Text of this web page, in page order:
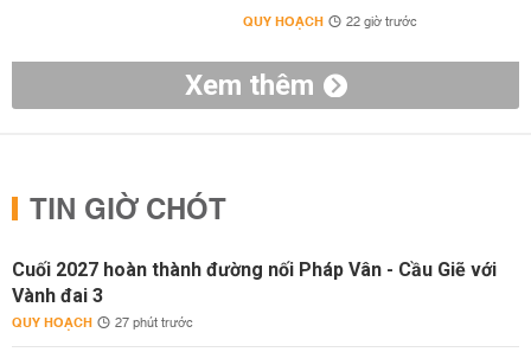
QUY HOẠCH 22 giờ trước
Xem thêm
TIN GIỜ CHÓT
Cuối 2027 hoàn thành đường nối Pháp Vân - Cầu Giẽ với
Vành đai 3
QUY HOẠCH 27 phút trước